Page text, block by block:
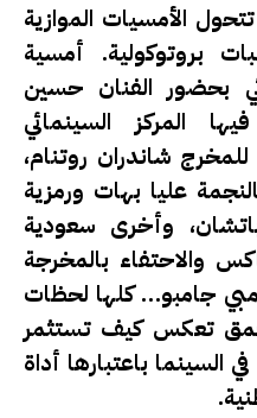
الأمسيات الموازية
بروتوكولية. أمسية
بحضور الفنان حسين
المركز السينمائي
للمخرج شاندران روتنام،
عليا بهات ورمزية
، وأخرى سعودية
والاحتفاء بالمخرجة
جامبو… كلها لحظات
تعكس كيف تستثمر
السينما باعتبارها أداة